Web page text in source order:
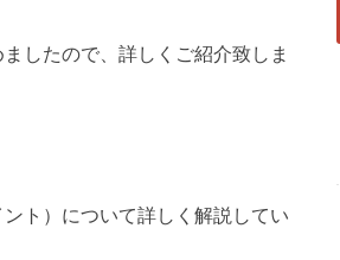
したので、詳しくご紹介致しま
ト）について詳しく解説してい